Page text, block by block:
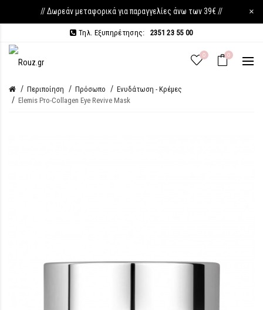
// Δωρεάν μεταφορικά για παραγγελίες άνω των 39€ // ×
Τηλ. Εξυπηρέτησης: 2351 23 55 00
0 0
Περιποίηση Πρόσωπο
Ενυδάτωση - Κρέμες
Elemis Pro-Collagen Eye Revive Mask